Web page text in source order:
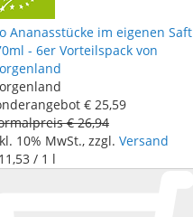
Ananasstücke im eigenen Saft
- 6er Vorteilspack von
€ 25,59
€ 26,94
10% MwSt., zzgl. Versand
,53 / 1 l